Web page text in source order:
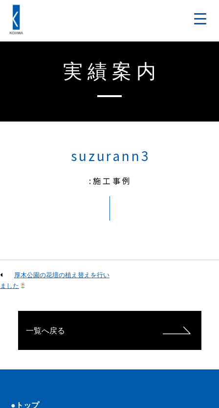
実績案内
suzurann3
:施工事例
厚木公園の花壇の植え替えを行い
ました
一覧へ戻る
●トップ